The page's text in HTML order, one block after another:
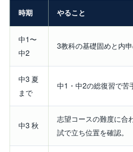
時期 やること
中1〜
中2
3教科の基礎固めと内申
中3 夏
まで
中1・中2の総復習で苦
中3 秋
志望コースの難度に合
試で立ち位置を確認。